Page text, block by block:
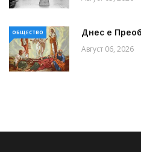
ОБЩЕСТВО Днес е
Август 06, 2026